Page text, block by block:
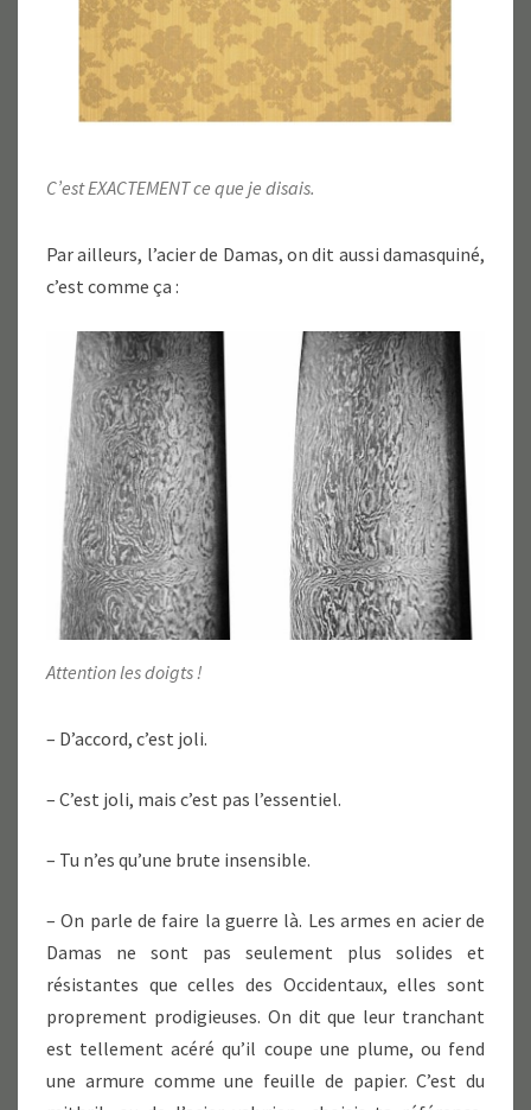
C’est EXACTEMENT ce que je disais.
Par ailleurs, l’acier de Damas, on dit aussi damasquiné,
c’est comme ça :
Attention les doigts !
– D’accord, c’est joli.
– C’est joli, mais c’est pas l’essentiel.
– Tu n’es qu’une brute insensible.
– On parle de faire la guerre là. Les armes en acier de
Damas ne sont pas seulement plus solides et
résistantes que celles des Occidentaux, elles sont
proprement prodigieuses. On dit que leur tranchant
est tellement acéré qu’il coupe une plume, ou fend
une armure comme une feuille de papier. C’est du